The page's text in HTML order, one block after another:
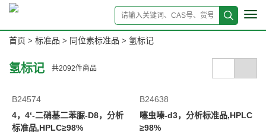
首页 > 标准品 > 同位素标准品 > 氢标记
氢标记 共2092件商品
B24574
4，4‘-二硝基二苯脲-D8，分析
标准品,HPLC≥98%
B24638
噻虫嗪-d3，分析标准品,HPLC
≥98%